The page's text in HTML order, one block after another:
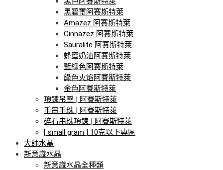
黑碧璽阿賽斯特萊
Amazez 阿賽斯特萊
Cinnazez 阿賽斯特萊
Sauralite 阿賽斯特萊
蜂蜜奶油阿賽斯特萊
藍綠色阿賽斯特萊
綠色火焰阿賽斯特萊
金色阿賽斯特萊
項鍊吊墜 | 阿賽斯特萊
手串手珠 | 阿賽斯特萊
碎石串珠項鍊 | 阿賽斯特萊
[ small gram ] 10克以下專區
大師水晶
新意識水晶
新意識水晶全種類